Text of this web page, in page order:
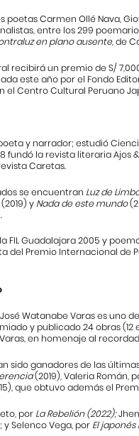
poetas Carmen Ollé Nava,
entre los 299
en plano ausente,de
recibirá un premio de S/
este año por el Fondo
el Centro Cultural Peruano
y narrador; estudió
fundó la revista literaria
Caretas.
se encuentran Luz de
y Nada de este mundo
FIL Guadalajara 2005 y
del Premio Internacional
Watanabe Varas es uno
y publicado 24 obras
en homenaje al
sido ganadores de las
(2019), Valeria Román,
que obtuvo además el
por La Rebelión (2022);
y Selenco Vega, por El japonés